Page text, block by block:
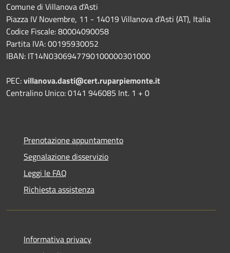
Comune di Villanova d'Asti
Piazza IV Novembre, 11 - 14019 Villanova d'Asti (AT), Italia
Codice Fiscale: 80004090058
Partita IVA: 00195930052
IBAN: IT14N0306947790100000301000
PEC:villanova.dasti@cert.ruparpiemonte.it
Centralino Unico: 0141 946085 Int. 1 + 0
Prenotazione appuntamento
Segnalazione disservizio
Leggi le FAQ
Richiesta assistenza
Informativa privacy